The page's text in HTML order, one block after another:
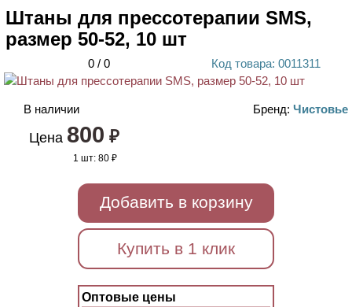
Штаны для прессотерапии SMS,
размер 50-52, 10 шт
0 / 0 Код товара: 0011311
В наличии Бренд: Чистовье
Цена 800 ₽
1 шт:80 ₽
Добавить в корзину
Купить в 1 клик
Оптовые цены